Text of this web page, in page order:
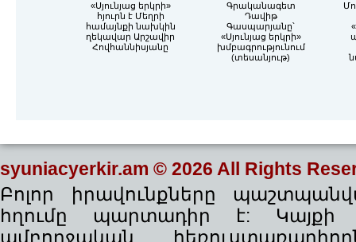
«Սյունյաց երկրի»
հյուրն է Մեղրի
համայնքի նախկին
ղեկավար Արշավիր
Հովհաննիսյանը
Գրականագետ
Դավիթ
Գասպարյանը՝
«Սյունյաց երկրի»
խմբագրությունում
(տեսանյութ)
syuniacyerkir.am © 2026 All Rights
Բոլոր իրավունքները
հղումը պարտադիր է: Կայքի
ամբողջական